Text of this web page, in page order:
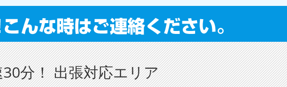
分！ 出張対応エリア